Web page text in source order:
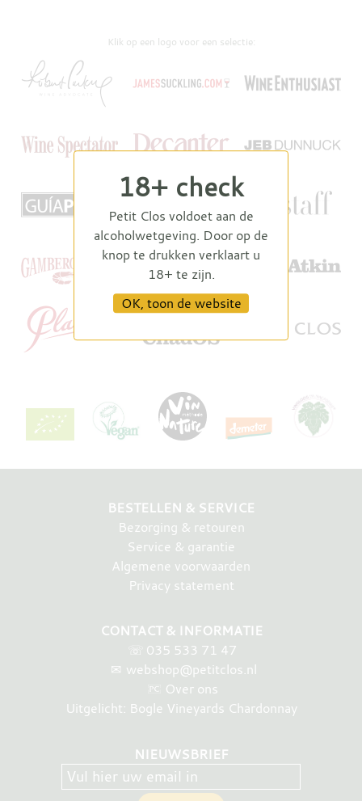
Klik op een logo voor een selectie:
BESTELLEN & SERVICE
Bezorging & retouren
Service & garantie
Algemene voorwaarden
Privacy statement
CONTACT & INFORMATIE
☏ 035 533 71 47
✉ webshop@petitclos.nl
Over ons
Uitgelicht: Bogle Vineyards Chardonnay
NIEUWSBRIEF
18+ check
Petit Clos voldoet aan de
alcoholwetgeving. Door op de
knop te drukken verklaart u
18+ te zijn.
OK, toon de website